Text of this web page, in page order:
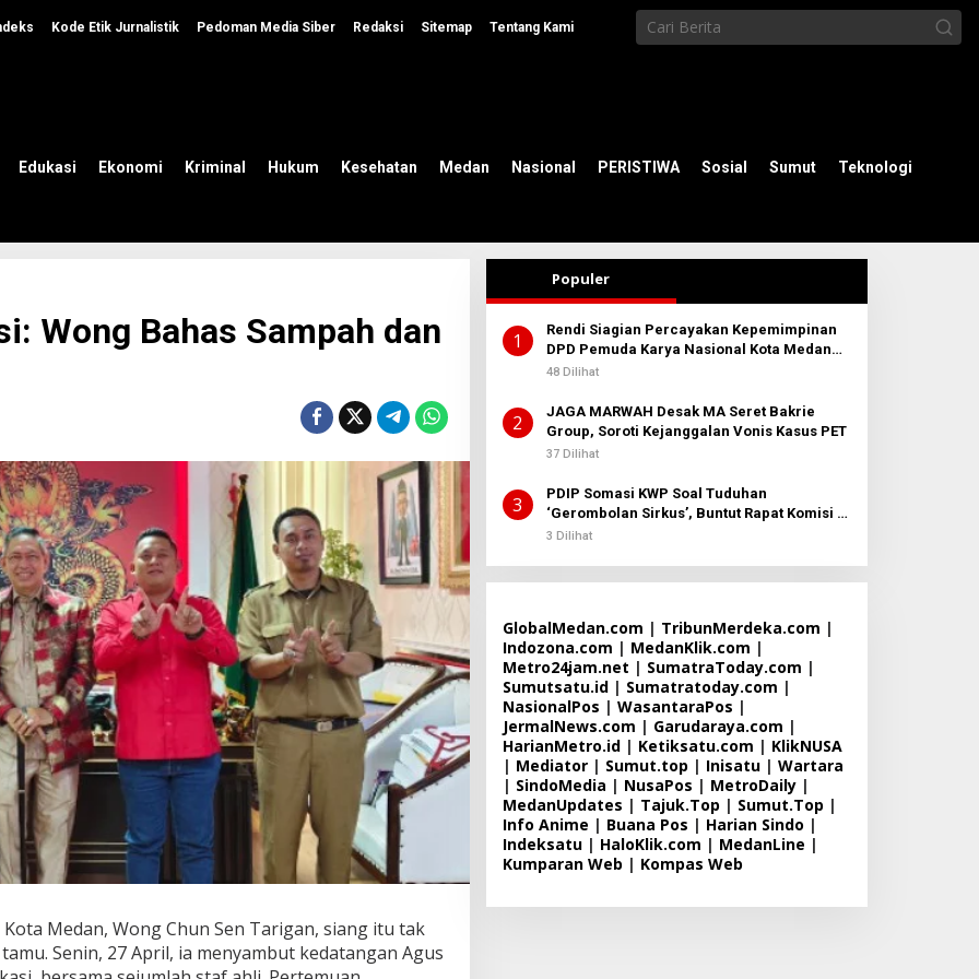
Kode Etik Jurnalistik Pedoman Media Siber Redaksi Sitemap Tentang Kami
Edukasi Ekonomi Kriminal Hukum Kesehatan Medan Nasional PERISTIWA Sosial Sumut Teknologi
Wong Bahas Sampah dan
Medan, Wong Chun Sen Tarigan, siang itu tak
Senin, 27 April, ia menyambut kedatangan Agus
Populer
1
Rendi Siagian Percayakan Kepemimpinan
DPD Pemuda Karya Nasional Kota Medan
kepada Josef Sembiring
48 Dilihat
2
JAGA MARWAH Desak MA Seret Bakrie
Group, Soroti Kejanggalan Vonis Kasus PET
37 Dilihat
3
PDIP Somasi KWP Soal Tuduhan
‘Gerombolan Sirkus’, Buntut Rapat Komisi II
Dipimpin Sufmi Dasco Ahmad
3 Dilihat
GlobalMedan.com | TribunMerdeka.com |
Indozona.com | MedanKlik.com |
Metro24jam.net | SumatraToday.com |
Sumutsatu.id| Sumatratoday.com |
NasionalPos | WasantaraPos |
JermalNews.com | Garudaraya.com |
HarianMetro.id| Ketiksatu.com | KlikNUSA
| Mediator| Sumut.top | Inisatu| Wartara
| SindoMedia | NusaPos | MetroDaily|
MedanUpdates | Tajuk.Top | Sumut.Top |
Info Anime | Buana Pos | Harian Sindo |
Indeksatu| HaloKlik.com | MedanLine |
Kumparan Web | Kompas Web